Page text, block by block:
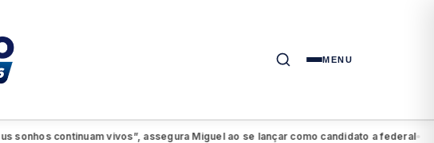
MENU
continuam vivos”, assegura Miguel ao se lançar como candidato a federal● PSDB-